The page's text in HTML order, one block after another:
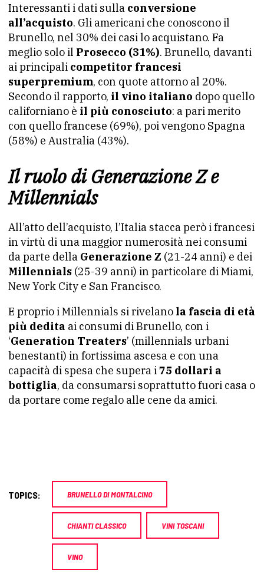
Interessanti i dati sulla conversione
all’acquisto. Gli americani che conoscono il
Brunello, nel 30% dei casi lo acquistano. Fa
meglio solo il Prosecco (31%). Brunello, davanti
ai principali competitor francesi
superpremium, con quote attorno al 20%.
Secondo il rapporto, il vino italiano dopo quello
californiano è il più conosciuto: a pari merito
con quello francese (69%), poi vengono Spagna
(58%) e Australia (43%).
Il ruolo di Generazione Z e
Millennials
All’atto dell’acquisto, l’Italia stacca però i francesi
in virtù di una maggior numerosità nei consumi
da parte della Generazione Z (21-24 anni) e dei
Millennials (25-39 anni) in particolare di Miami,
New York City e San Francisco.
E proprio i Millennials si rivelano la fascia di età
più dedita ai consumi di Brunello, con i
‘Generation Treaters’ (millennials urbani
benestanti) in fortissima ascesa e con una
capacità di spesa che supera i75 dollari a
bottiglia, da consumarsi soprattutto fuori casa o
da portare come regalo alle cene da amici.
TOPICS: BRUNELLO DI MONTALCINO
CHIANTI CLASSICO VINI TOSCANI
VINO